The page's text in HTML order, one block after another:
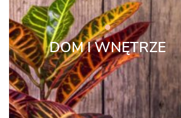
DOM I WNĘTRZE